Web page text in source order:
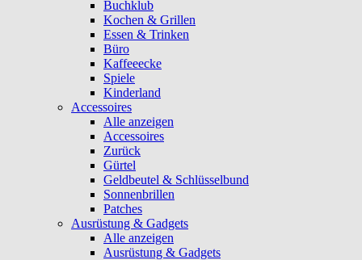
Buchklub
Kochen & Grillen
Essen & Trinken
Büro
Kaffeeecke
Spiele
Kinderland
Accessoires
Alle anzeigen
Accessoires
Zurück
Gürtel
Geldbeutel & Schlüsselbund
Sonnenbrillen
Patches
Ausrüstung & Gadgets
Alle anzeigen
Ausrüstung & Gadgets